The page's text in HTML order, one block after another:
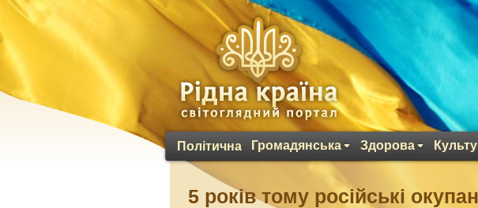
Політична Громадянська Здорова
5 років тому російські